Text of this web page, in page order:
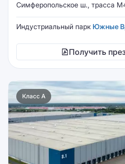
Симферопольское ш., трасса
Индустриальный парк Южные
Получить
Класс A